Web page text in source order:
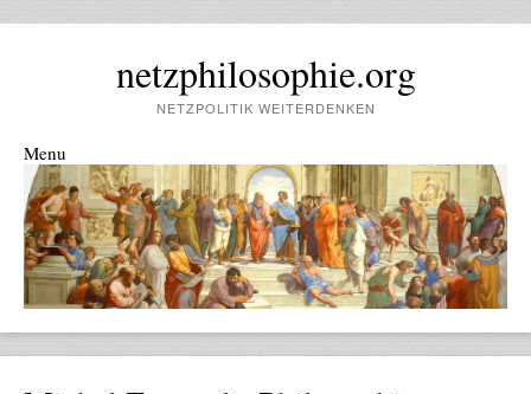
netzphilosophie.org
NETZPOLITIK WEITERDENKEN
Menu
Skip to content